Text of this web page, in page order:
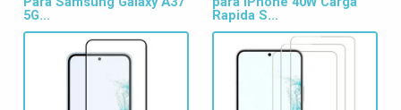
5G...
Rapida S...